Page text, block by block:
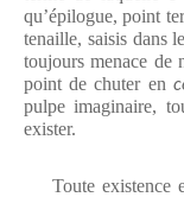
qu’épilogue, point
tenaille, saisis dans
toujours menace de
point de chuter en
pulpe imaginaire,
exister.
Toute existence